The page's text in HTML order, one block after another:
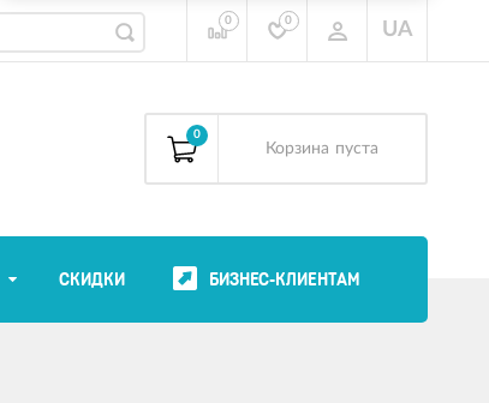
0 0 UA
0
Корзина пуста
СКИДКИ БИЗНЕС-КЛИЕНТАМ